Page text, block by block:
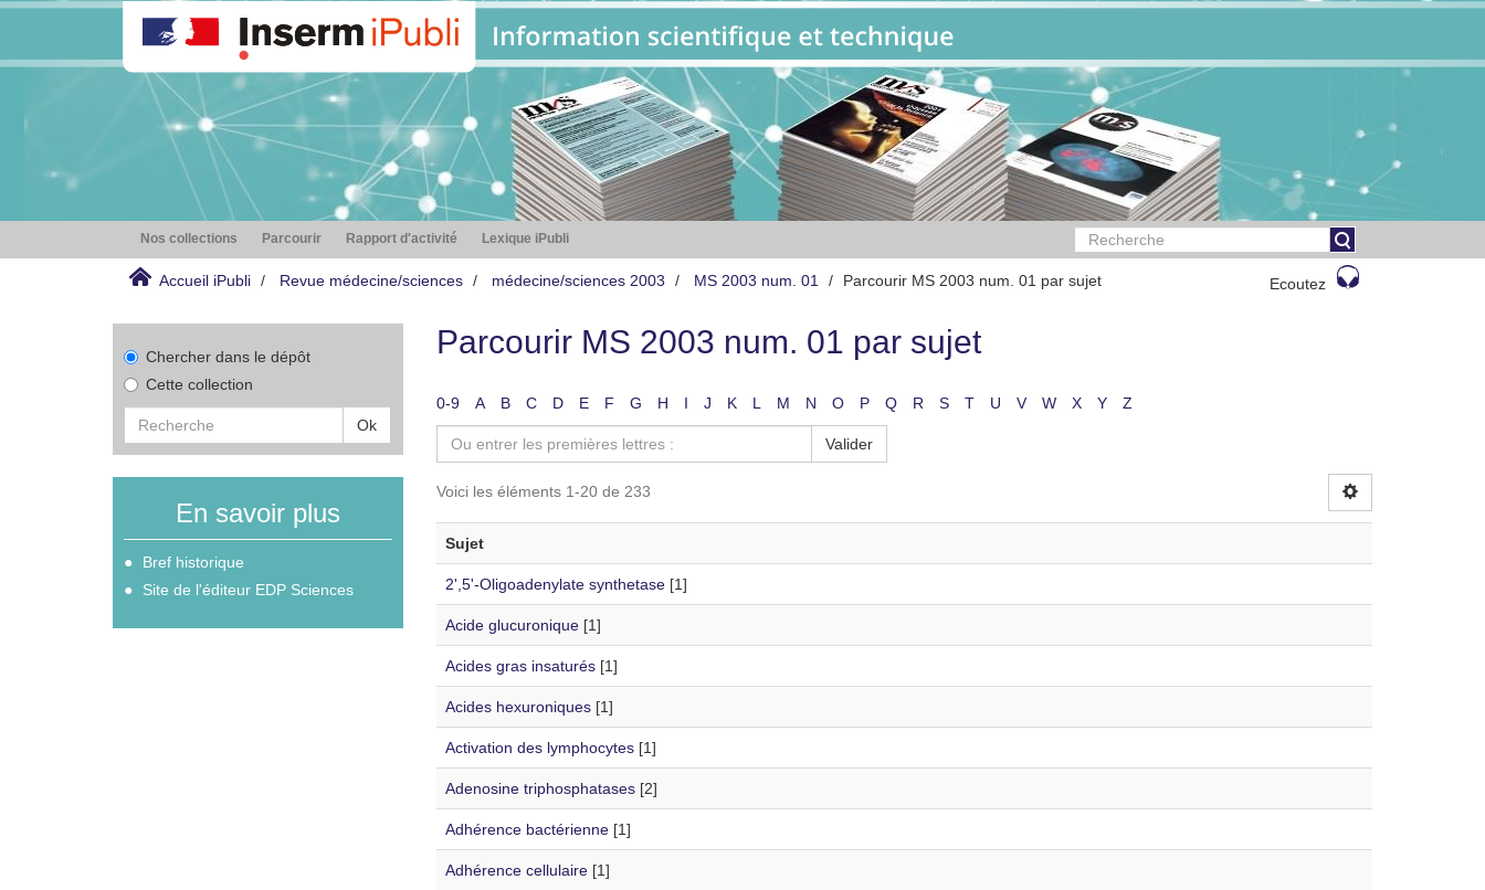
Nos collections Parcourir Rapport d'activité Lexique iPubli
Accueil iPubli Revue médecine/sciences médecine/sciences 2003 MS 2003 num. 01 Parcourir MS 2003 num. 01 par sujet Ecoutez
Chercher dans le dépôt
Cette collection
Ok
En savoir plus
Bref historique
Site de l'éditeur EDP Sciences
Parcourir MS 2003 num. 01 par sujet
0-9 A B C D E F G H I J K L M N O P Q R S T U V W X Y Z
Valider
Voici les éléments 1-20 de 233
Sujet
2',5'-Oligoadenylate synthetase[1]
Acide glucuronique[1]
Acides gras insaturés[1]
Acides hexuroniques[1]
Activation des lymphocytes[1]
Adenosine triphosphatases[2]
Adhérence bactérienne[1]
Adhérence cellulaire[1]